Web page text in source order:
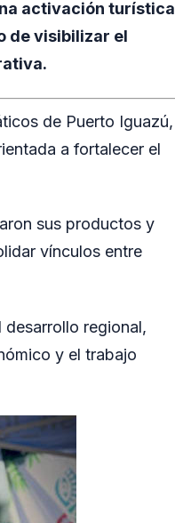
activación turística
de visibilizar el
de Puerto Iguazú,
a fortalecer el
sus productos y
vínculos entre
regional,
y el trabajo